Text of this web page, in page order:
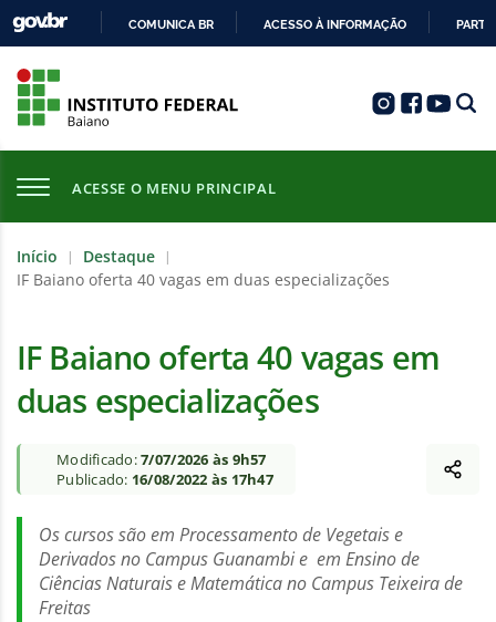
COMUNICA BR ACESSO À INFORMAÇÃO
ACESSE O MENU PRINCIPAL
Início | Destaque |
IF Baiano oferta 40 vagas em duas especializações
IF Baiano oferta 40 vagas em
duas especializações
Modificado:7/07/2026 às 9h57
Publicado: 16/08/2022 às 17h47
Os cursos são em Processamento de Vegetais e
Derivados no Campus Guanambi e em Ensino de
Ciências Naturais e Matemática no Campus Teixeira de
Freitas